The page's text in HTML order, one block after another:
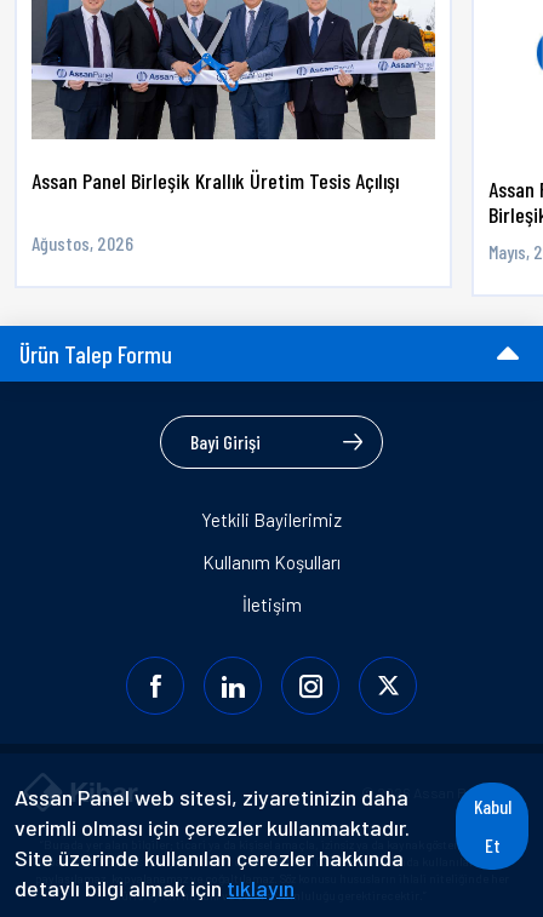
Assan Panel Birleşik Krallık Üretim Tesis Açılışı
Ağustos, 2026 Mayıs,
Ürün Talep Formu
Bayi Girişi
Yetkili Bayilerimiz
Kullanım Koşulları
İletişim
© 2026 Assan Panel A.Ş.
“Burada yer alan bilgiler; ticari ya da kişisel amaçla, izinsiz ya da kaynak gösterilmeden
basılı, görsel, işitsel, dijital alanlar da dahil olmak üzere hiçbir alanda kullanılamaz,
türlü eylem hukuki ve cezai sorumluluğu gerektirecektir.”
Assan Panel web sitesi, ziyaretinizin daha
verimli olması için çerezler kullanmaktadır.
Site üzerinde kullanılan çerezler hakkında
detaylı bilgi almak için tıklayın
Kabul
Et